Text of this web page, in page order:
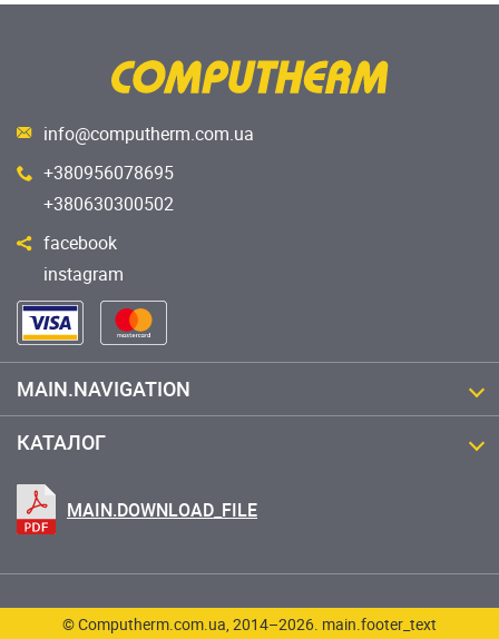
info@computherm.com.ua
+380956078695
+380630300502
facebook
instagram
MAIN.NAVIGATION
КАТАЛОГ
MAIN.DOWNLOAD_FILE
© Computherm.com.ua, 2014–2026. main.footer_text